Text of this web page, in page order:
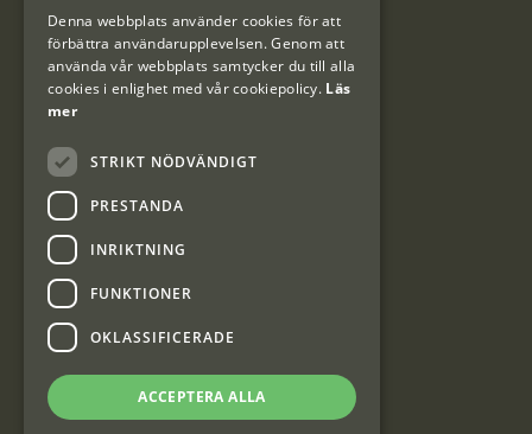
Kundklubb
Information om kundklubben.
Interjakt Sweden AB, Årjäng
Denna webbplats använder cookies för att
förbättra användarupplevelsen. Genom att
använda vår webbplats samtycker du till alla
cookies i enlighet med vår cookiepolicy. Läs
mer
STRIKT NÖDVÄNDIGT
PRESTANDA
INRIKTNING
FUNKTIONER
OKLASSIFICERADE
ACCEPTERA ALLA